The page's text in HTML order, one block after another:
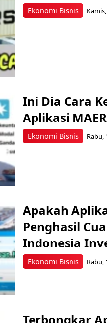
Ekonomi Bisnis
Ekonomi Bisnis
Ini Dia Cara
Aplikasi
Rabu,
Ekonomi Bisnis
Apakah
Penghasil
Indonesia
Rabu,
Terbongkar